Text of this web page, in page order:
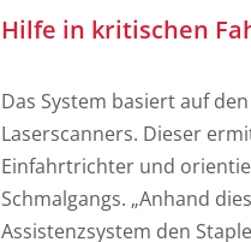
Hilfe in kritischen
Das System basiert auf
Laserscanners. Dieser
Einfahrtrichter und
Schmalgangs. „Anhand
Assistenzsystem den